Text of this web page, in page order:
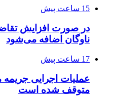
15 ساعت پیش
در صورت افزایش
ناوگان اضافه می‌شود
17 ساعت پیش
عملیات اجرایی
متوقف شده است